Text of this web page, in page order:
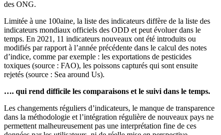
des ONG.
Limitée à une 100aine, la liste des indicateurs diffère de la liste des
indicateurs mondiaux officiels des ODD et peut évoluer dans le
temps. En 2021, 11 indicateurs nouveaux ont été introduits ou
modifiés par rapport à l’année précédente dans le calcul des notes
d’indice, comme par exemple : les exportations de pesticides
toxiques (source : FAO), les poissons capturés qui sont ensuite
rejetés (source : Sea around Us).
…. qui rend difficile les comparaisons et le suivi dans le temps.
Les changements réguliers d’indicateurs, le manque de transparence
dans la méthodologie et l’intégration régulière de nouveaux pays ne
permettent malheureusement pas une interprétation fine de ces